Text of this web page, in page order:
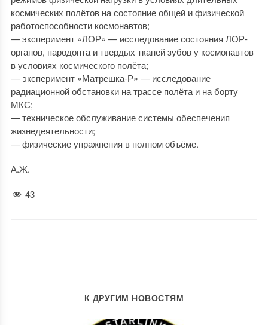
космических полётов на состояние общей и физической
работоспособности космонавтов;
— эксперимент «ЛОР» — исследование состояния ЛОР-
органов, пародонта и твердых тканей зубов у космонавтов
в условиях космического полёта;
— эксперимент «Матрешка-Р» — исследование
радиационной обстановки на трассе полёта и на борту
МКС;
— техническое обслуживание системы обеспечения
жизнедеятельности;
— физические упражнения в полном объёме.
А.Ж.
43
К ДРУГИМ НОВОСТЯМ